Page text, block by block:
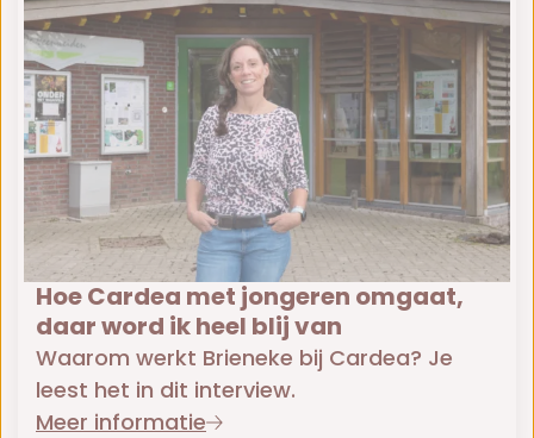
Hoe Cardea met jongeren omgaat,
daar word ik heel blij van
Waarom werkt Brieneke bij Cardea? Je
leest het in dit interview.
Meer informatie